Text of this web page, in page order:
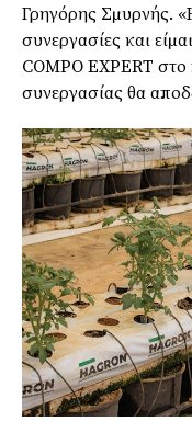
Γρηγόρης Σµυρνής.
συνεργασίες και
COMPO EXPERT
συνεργασίας θα